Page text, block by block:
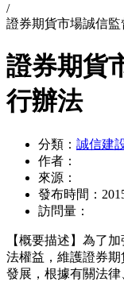
/
證券期貨市場誠信
證券期貨
行辦法
分類： 誠信建
作者：
來源：
發布時間：
訪問量：
【概要描述】 為了加
法權益，維護證券
發展，根據有關法律